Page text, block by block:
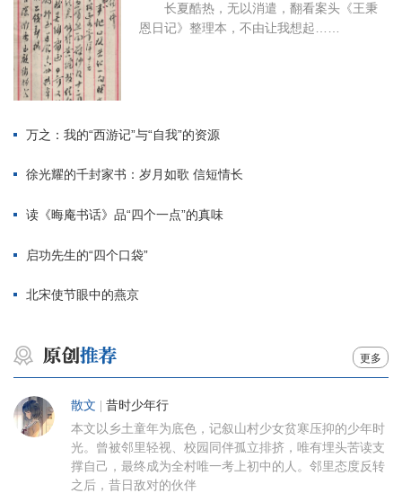
长夏酷热，无以消遣，翻看案头《王秉
恩日记》整理本，不由让我想起……
万之：我的“西游记”与“自我”的资源
徐光耀的千封家书：岁月如歌 信短情长
读《晦庵书话》品“四个一点”的真味
启功先生的“四个口袋”
北宋使节眼中的燕京
更多
散文 昔时少年行
本文以乡土童年为底色，记叙山村少女贫寒压抑的少年时
光。曾被邻里轻视、校园同伴孤立排挤，唯有埋头苦读支
撑自己，最终成为全村唯一考上初中的人。邻里态度反转
之后，昔日敌对的伙伴